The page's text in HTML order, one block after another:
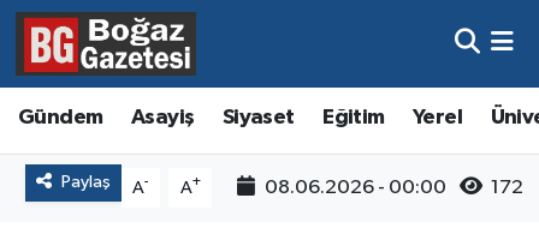
Gündem Asayiş Siyaset Eğitim Yerel
Paylaş A- A+ 08.06.2026 - 00:00 172
Asayiş
Eğitim
Hava Durumu
Trafik Durumu